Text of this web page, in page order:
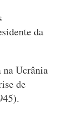
da
na Ucrânia
de